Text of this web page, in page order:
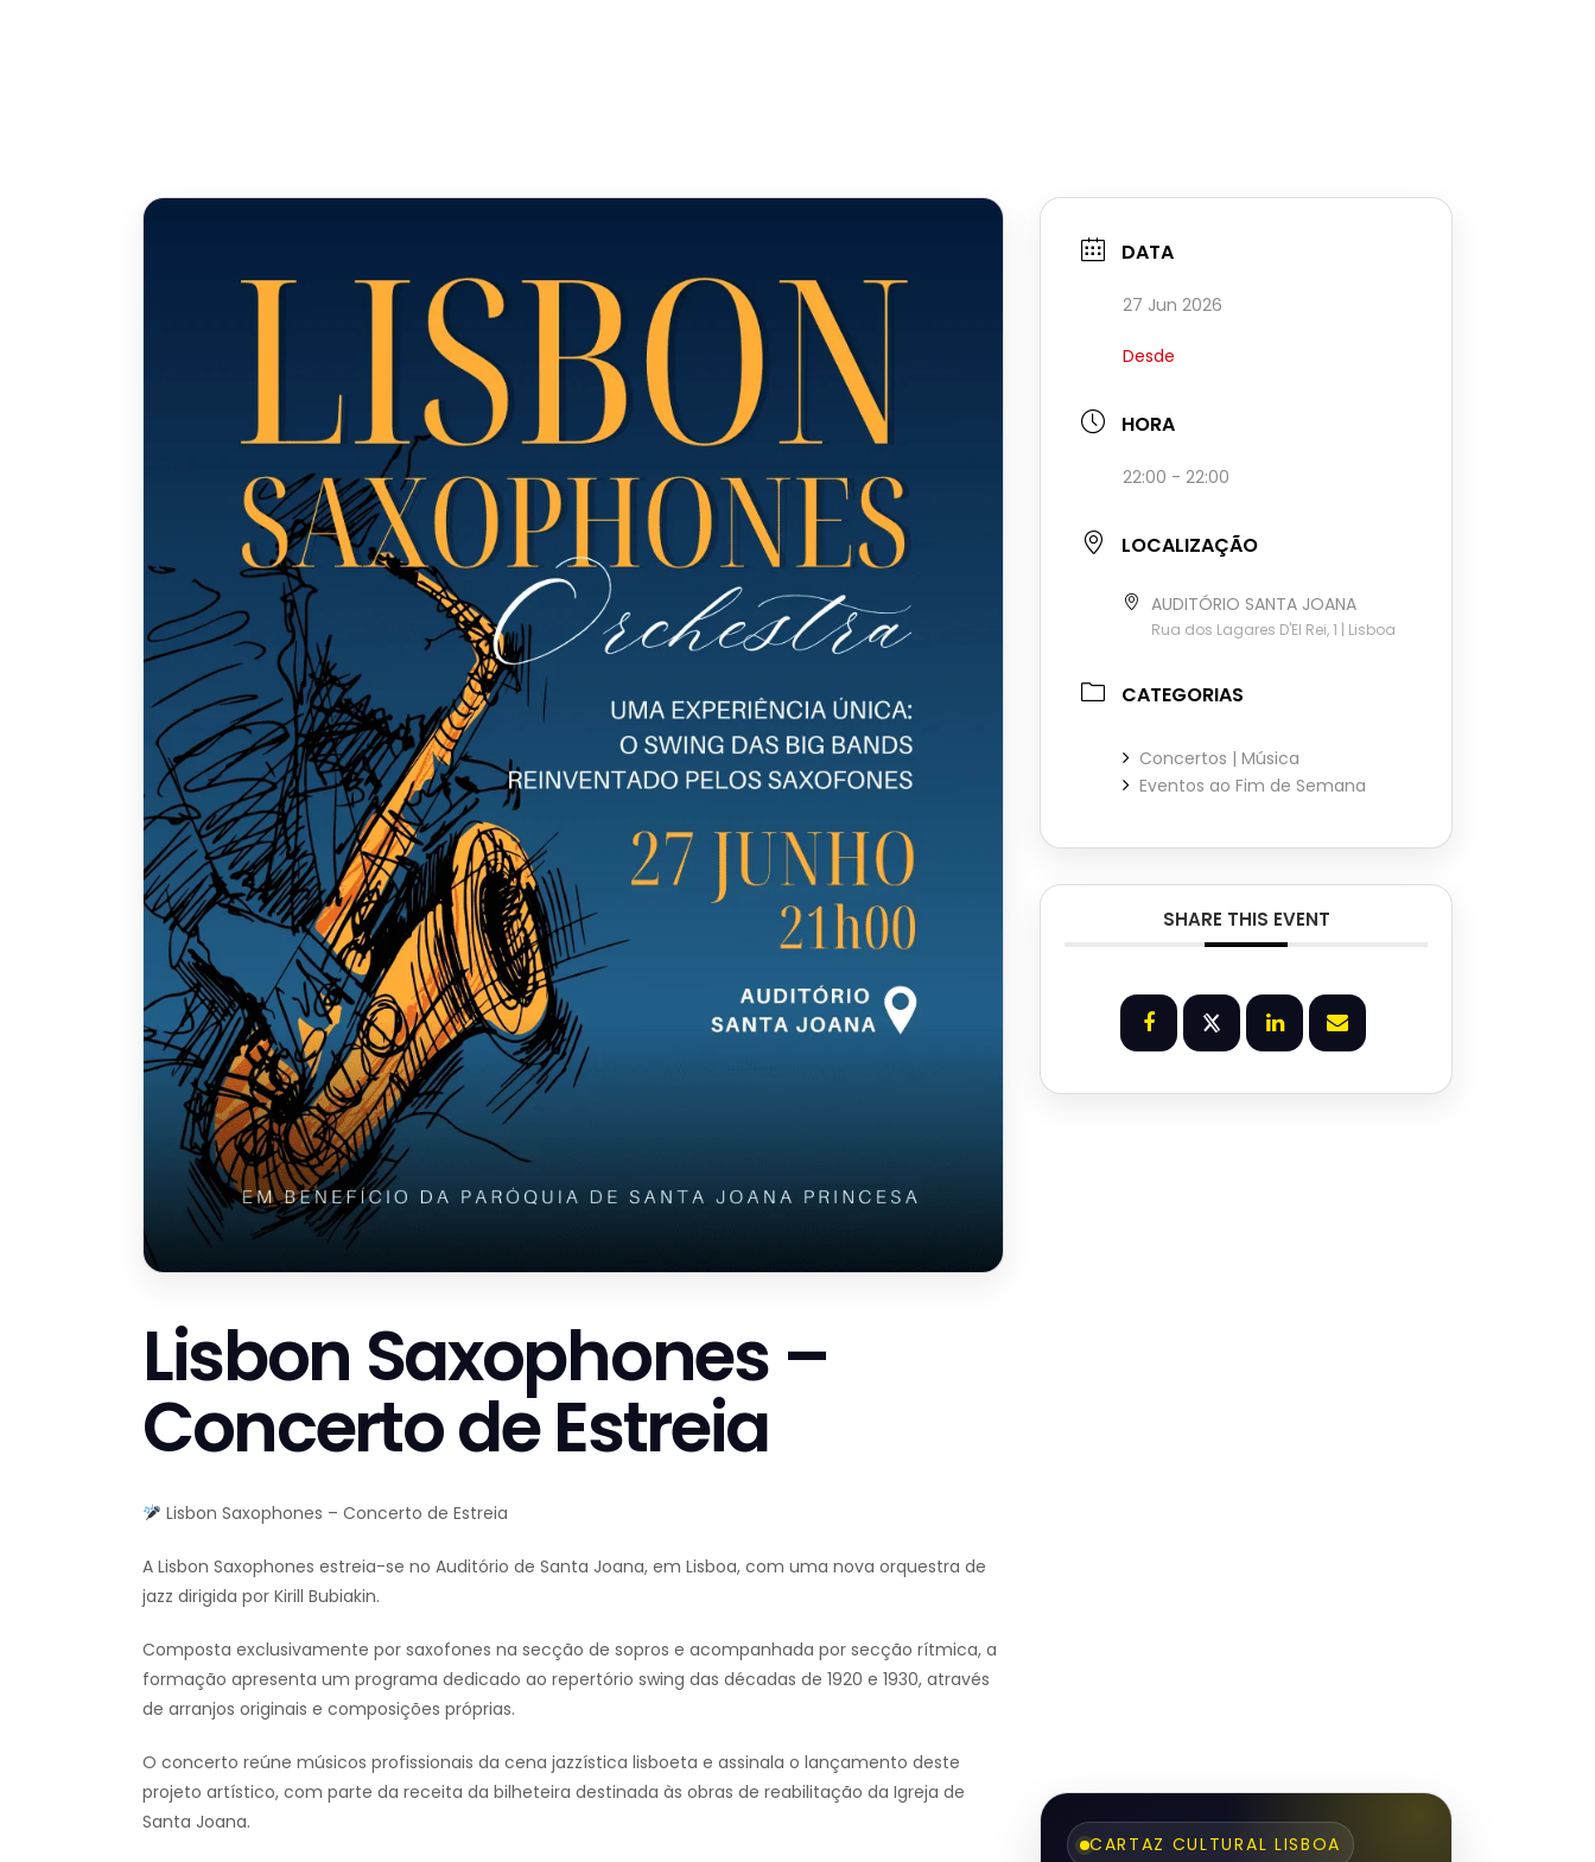
Lisbon Saxophones –
Concerto de Estreia
Lisbon Saxophones – Concerto de Estreia
A Lisbon Saxophones estreia-se no Auditório de Santa Joana, em Lisboa, com uma nova orquestra de
jazz dirigida por Kirill Bubiakin.
Composta exclusivamente por saxofones na secção de sopros e acompanhada por secção rítmica, a
formação apresenta um programa dedicado ao repertório swing das décadas de 1920 e 1930, através
de arranjos originais e composições próprias.
O concerto reúne músicos profissionais da cena jazzística lisboeta e assinala o lançamento deste
projeto artístico, com parte da receita da bilheteira destinada às obras de reabilitação da Igreja de
Santa Joana.
DATA
27 Jun 2026
Desde
HORA
22:00 - 22:00
LOCALIZAÇÃO
AUDITÓRIO SANTA JOANA
Rua dos Lagares D'El Rei, 1 | Lisboa
CATEGORIAS
Concertos | Música
Eventos ao Fim de Semana
SHARE THIS EVENT
CARTAZ CULTURAL LISBOA